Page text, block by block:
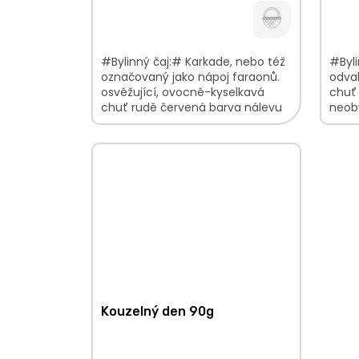
#Bylinný čaj:# Karkade, nebo též
označovaný jako nápoj faraonů.
osvěžující, ovocně-kyselkavá
chuť rudě červená barva nálevu
květinovo-ovocná vůně V balení
chuť
Kouzelný den 90g